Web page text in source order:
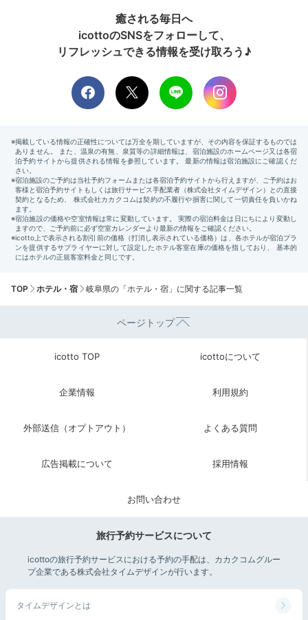
癒される毎日へ
icottoのSNSをフォローして、
リフレッシュできる情報を受け取ろう♪
TOP ホテル・宿 岐阜県の「ホテル・宿」に関する記事一覧
ページトップ
icotto TOP icottoについて
企業情報 利用規約
外部送信（オプトアウト） よくある質問
広告掲載について 採用情報
お問い合わせ
旅行予約サービスについて
icottoの旅行予約サービスにおける予約の手配は、カカクコムグルー
プ企業である株式会社タイムデザインが行います。
タイムデザインとは